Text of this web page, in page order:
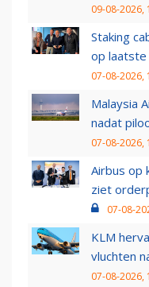
09-08-2026,
Staking
op
07-08-2026,
Malaysia
nadat
07-08-2026,
Airbus op
ziet
07-08-
KLM
vluchten
07-08-2026,